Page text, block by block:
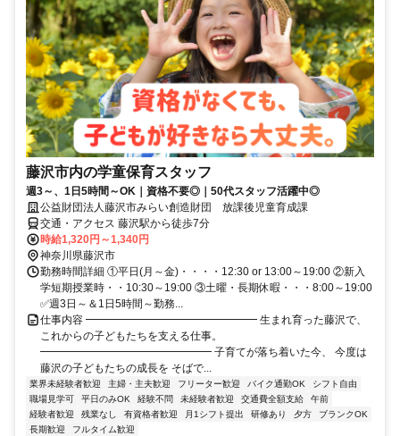
藤沢市内の学童保育スタッフ
週3～、1日5時間～OK｜資格不要◎｜50代スタッフ活躍中◎
公益財団法人藤沢市みらい創造財団 放課後児童育成課
交通・アクセス 藤沢駅から徒歩7分
時給1,320円～1,340円
神奈川県藤沢市
勤務時間詳細 ①平日(月～金)・・・・12:30 or 13:00～19:00 ②新入
学短期授業時・・10:30～19:00 ③土曜・長期休暇・・・8:00～19:00
✅週3日～＆1日5時間～勤務...
仕事内容 ━━━━━━━━━━━━━━━━ 生まれ育った藤沢で、
これからの子どもたちを支える仕事。
━━━━━━━━━━━━━━━━ 子育てが落ち着いた今、 今度は
藤沢の子どもたちの成長を そばで...
業界未経験者歓迎 主婦・主夫歓迎 フリーター歓迎 バイク通勤OK
シフト自由
職場見学可
平日のみOK 経験不問 未経験者歓迎 交通費全額支給
午前
経験者歓迎
残業なし 有資格者歓迎 月1シフト提出 研修あり 夕方
ブランクOK
長期歓迎
フルタイム歓迎